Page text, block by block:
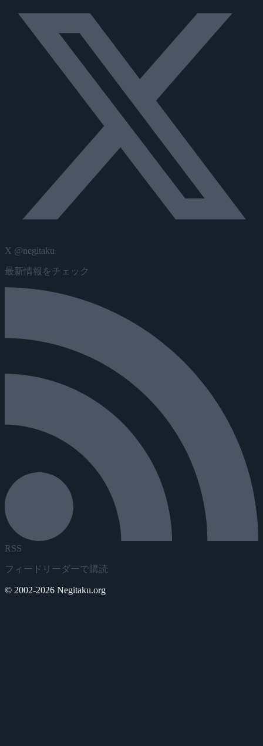
X @negitaku
最新情報をチェック
RSS
フィードリーダーで購読
© 2002-2026 Negitaku.org